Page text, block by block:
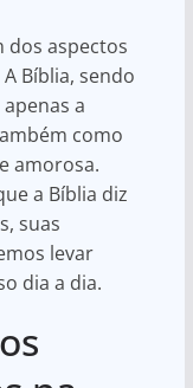
dos aspectos
A Bíblia, sendo
a
como
amorosa.
a Bíblia diz
suas
levar
dia a dia.